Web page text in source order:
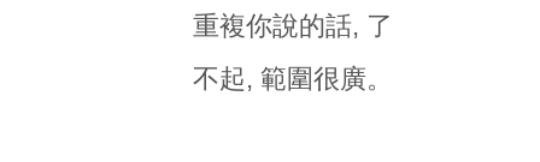
重複你說的話, 了
不起, 範圍很廣。